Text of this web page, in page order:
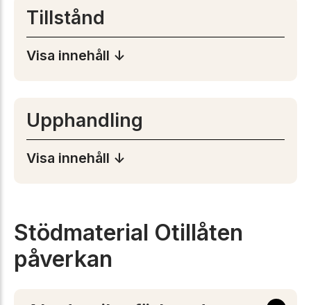
Tillstånd
Visa innehåll ↓
Upphandling
Visa innehåll ↓
Stödmaterial Otillåten
påverkan